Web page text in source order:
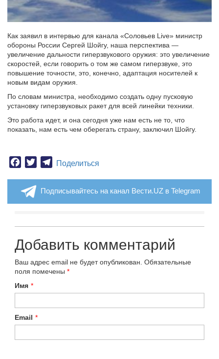
Как заявил в интервью для канала «Соловьев Live» министр
обороны России Сергей Шойгу, наша перспектива —
увеличение дальности гиперзвукового оружия: это увеличение
скоростей, если говорить о том же самом гиперзвуке, это
повышение точности, это, конечно, адаптация носителей к
новым видам оружия.
По словам министра, необходимо создать одну пусковую
установку гиперзвуковых ракет для всей линейки техники.
Это работа идет, и она сегодня уже нам есть не то, что
показать, нам есть чем оберегать страну, заключил Шойгу.
Facebook
TwitterTelegram
Поделиться
Подписывайтесь на канал Вести.UZ в Telegram
Добавить комментарий
Ваш адрес email не будет опубликован. Обязательные
поля помечены *
Имя *
Email *